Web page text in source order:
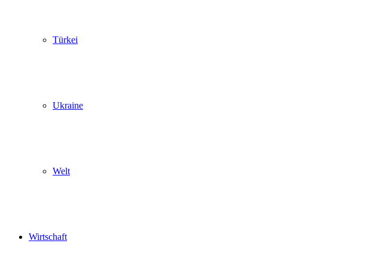
Türkei
Ukraine
Welt
Wirtschaft